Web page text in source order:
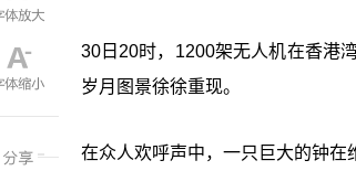
30日20时，1200架无人机在香港
岁月图景徐徐重现。
在众人欢呼声中，一只巨大的钟在